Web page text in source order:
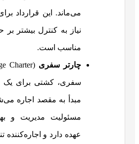
می‌ماند. این قرارداد
نیاز به کنترل بیشتر بر
مناسب است.
چارتر سفری
سفری، کشتی برای
مبدأ به مقصد اجاره
مسئولیت مدیریت و
عهده دارد و اجاره‌کننده